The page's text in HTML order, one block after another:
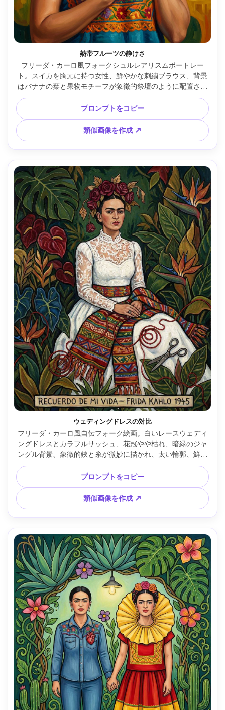
熱帯フルーツの静けさ
フリーダ・カーロ風フォークシュルレアリスムポートレー
ト。スイカを胸元に持つ女性、鮮やかな刺繍ブラウス、背景
はバナナの葉と果物モチーフが象徴的祭壇のように配置され
る、太い色ブロック、素朴な視点、絵具の質感、遊び心と厳
かなムード、85mmレンズ、浅い被写界深度、柔らかいシネ
マティック照明 --ar 4:5
プロンプトをコピー
類似画像を作成 ↗
ウェディングドレスの対比
フリーダ・カーロ風自伝フォーク絵画。白いレースウェディ
ングドレスとカラフルサッシュ、花冠やや枯れ、暗緑のジャ
ングル背景、象徴的鋏と糸が微妙に描かれ、太い輪郭、鮮や
かな赤と緑、手描き質感、劇的な静けさ、詳細、85mmレン
ズ、浅い被写界深度 --ar 4:5
プロンプトをコピー
類似画像を作成 ↗